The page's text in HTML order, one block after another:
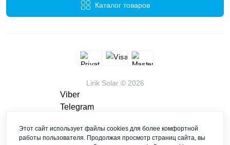
Каталог товаров
Lirik Solar © 2026
Viber
Telegram
liriksolarcompany@gmail.com
Этот сайт использует файлы cookies для более комфортной
работы пользователя. Продолжая просмотр страниц сайта, вы